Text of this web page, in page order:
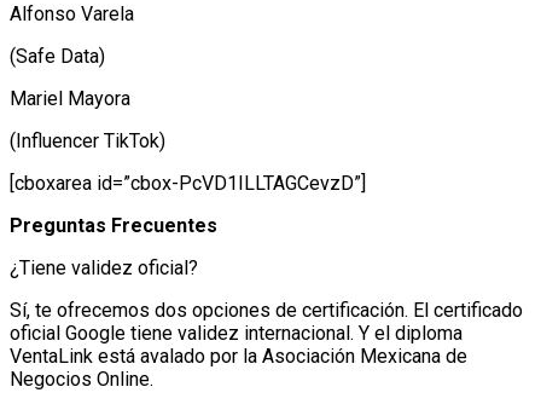
Alfonso Varela
(Safe Data)
Mariel Mayora
(Influencer TikTok)
[cboxarea id=”cbox-PcVD1ILLTAGCevzD”]
Preguntas Frecuentes
¿Tiene validez oficial?
Sí, te ofrecemos dos opciones de certificación. El certificado
oficial Google tiene validez internacional. Y el diploma
VentaLink está avalado por la Asociación Mexicana de
Negocios Online.